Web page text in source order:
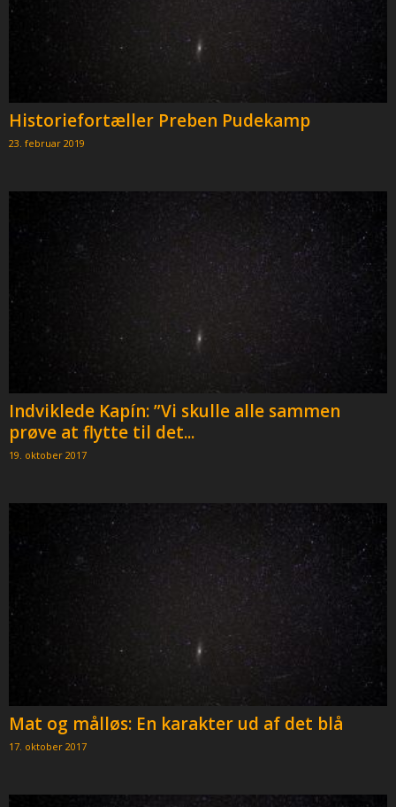
Historiefortæller Preben Pudekamp
23. februar 2019
Indviklede Kapín: ”Vi skulle alle sammen
prøve at flytte til det...
19. oktober 2017
Mat og målløs: En karakter ud af det blå
17. oktober 2017